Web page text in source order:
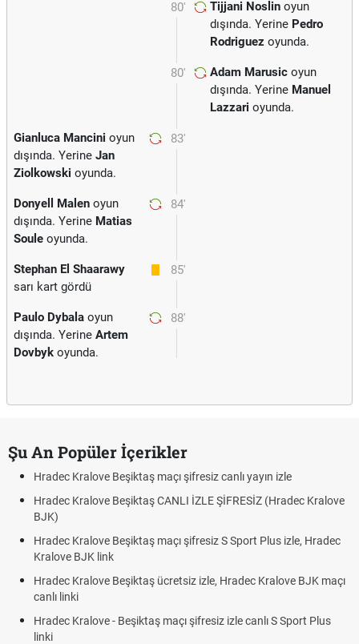
80' Tijjani Noslin oyun
dışında. Yerine Pedro
Rodriguez oyunda.
80' Adam Marusic oyun
dışında. Yerine Manuel
Lazzari oyunda.
83'
Gianluca Mancini oyun
dışında. Yerine Jan
Ziolkowski oyunda.
84'
Donyell Malen oyun
dışında. Yerine Matias
Soule oyunda.
85'
Stephan El Shaarawy
sarı kart gördü
88'
Paulo Dybala oyun
dışında. Yerine Artem
Dovbyk oyunda.
Şu An Popüler İçerikler
Hradec Kralove Beşiktaş maçı şifresiz canlı yayın izle
Hradec Kralove Beşiktaş CANLI İZLE ŞİFRESİZ (Hradec Kralove
BJK)
Hradec Kralove Beşiktaş maçı şifresiz S Sport Plus izle, Hradec
Kralove BJK link
Hradec Kralove Beşiktaş ücretsiz izle, Hradec Kralove BJK maçı
canlı linki
Hradec Kralove - Beşiktaş maçı şifresiz izle canlı S Sport Plus
linki